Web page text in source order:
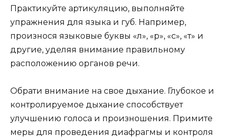
Практикуйте артикуляцию, выполняйте
упражнения для языка и губ. Например,
произнося языковые буквы «л», «р», «с», «т» и
другие, уделяя внимание правильному
расположению органов речи.
Обрати внимание на свое дыхание. Глубокое и
контролируемое дыхание способствует
улучшению голоса и произношения. Примите
меры для проведения диафрагмы и контроля